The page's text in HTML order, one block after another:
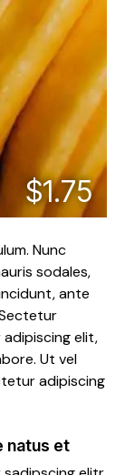
$1.75
Nunc
sodales,
ante
elit,
Ut vel
adipiscing
natus et